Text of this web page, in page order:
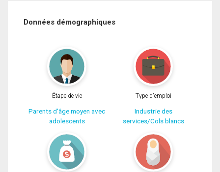
Données démographiques
Étape de vie
Parents d'âge moyen avec
adolescents
Type d'emploi
Industrie des
services/Cols blancs